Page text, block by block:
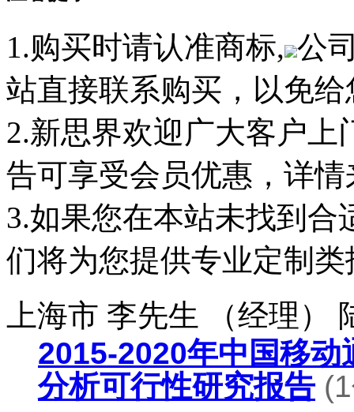
1.购买时请认准商标, 公
站直接联系购买，以免
2.新思界欢迎广大客户
告可享受会员优惠，详
3.如果您在本站未找到
们将为您提供专业定制类
上海市 李先生 （经理）
2015-2020年中国移
分析可行性研究报告(1